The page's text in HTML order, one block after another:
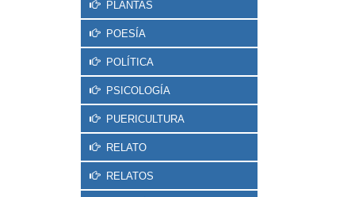
PLANTAS
POESÍA
POLÍTICA
PSICOLOGÍA
PUERICULTURA
RELATO
RELATOS